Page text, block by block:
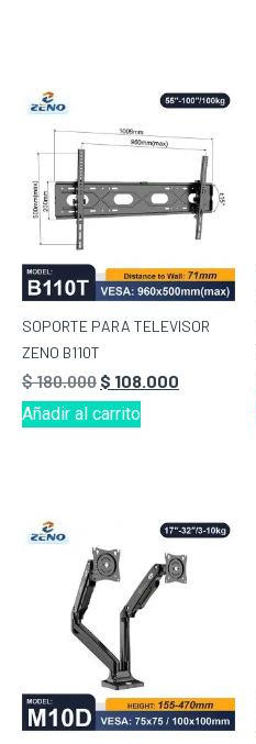
SOPORTE PARA TELEVISOR
ZENO B110T
$180.000 $ 108.000
Añadir al carrito